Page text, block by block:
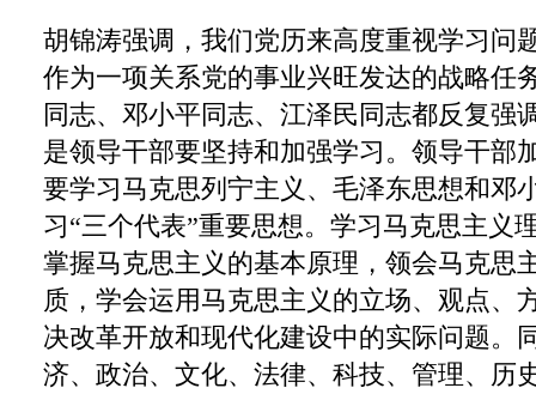
胡锦涛强调，我们党历来高度重视学习问
作为一项关系党的事业兴旺发达的战略任
同志、邓小平同志、江泽民同志都反复强
是领导干部要坚持和加强学习。领导干部
要学习马克思列宁主义、毛泽东思想和邓
习“三个代表”重要思想。学习马克思主义
掌握马克思主义的基本原理，领会马克思
质，学会运用马克思主义的立场、观点、
决改革开放和现代化建设中的实际问题。
济、政治、文化、法律、科技、管理、历